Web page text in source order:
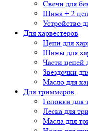
Свечи для
Шина + 2
Устройство
Для харвестеров
Цепи для
Шины для
Части цепей
Звездочки
Масло для
Для триммеров
Головки для
Леска для
Масла для